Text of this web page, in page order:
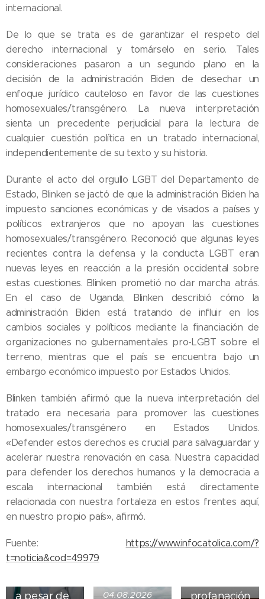
internacional.
De lo que se trata es de garantizar el respeto del
derecho internacional y tomárselo en serio. Tales
consideraciones pasaron a un segundo plano en la
decisión de la administración Biden de desechar un
enfoque jurídico cauteloso en favor de las cuestiones
homosexuales/transgénero. La nueva interpretación
sienta un precedente perjudicial para la lectura de
cualquier cuestión política en un tratado internacional,
independientemente de su texto y su historia.
Durante el acto del orgullo LGBT del Departamento de
Estado, Blinken se jactó de que la administración Biden ha
impuesto sanciones económicas y de visados a países y
políticos extranjeros que no apoyan las cuestiones
homosexuales/transgénero. Reconoció que algunas leyes
recientes contra la defensa y la conducta LGBT eran
nuevas leyes en reacción a la presión occidental sobre
estas cuestiones. Blinken prometió no dar marcha atrás.
En el caso de Uganda, Blinken describió cómo la
administración Biden está tratando de influir en los
cambios sociales y políticos mediante la financiación de
organizaciones no gubernamentales pro-LGBT sobre el
terreno, mientras que el país se encuentra bajo un
embargo económico impuesto por Estados Unidos.
Blinken también afirmó que la nueva interpretación del
tratado era necesaria para promover las cuestiones
homosexuales/transgénero en Estados Unidos.
«Defender estos derechos es crucial para salvaguardar y
acelerar nuestra renovación en casa. Nuestra capacidad
para defender los derechos humanos y la democracia a
escala internacional también está directamente
relacionada con nuestra fortaleza en estos frentes aquí,
en nuestro propio país», afirmó.
Fuente:
https://www.infocatolica.com/?
t=noticia&cod=49979
05.08.2026
Ley del
asistido
entra en
a pesar de
04.08.2026
04.08.2026
profanación